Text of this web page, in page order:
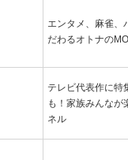
エンタメ、麻雀、
だわるオトナの
テレビ代表作に特
も！家族みんなが
ネル